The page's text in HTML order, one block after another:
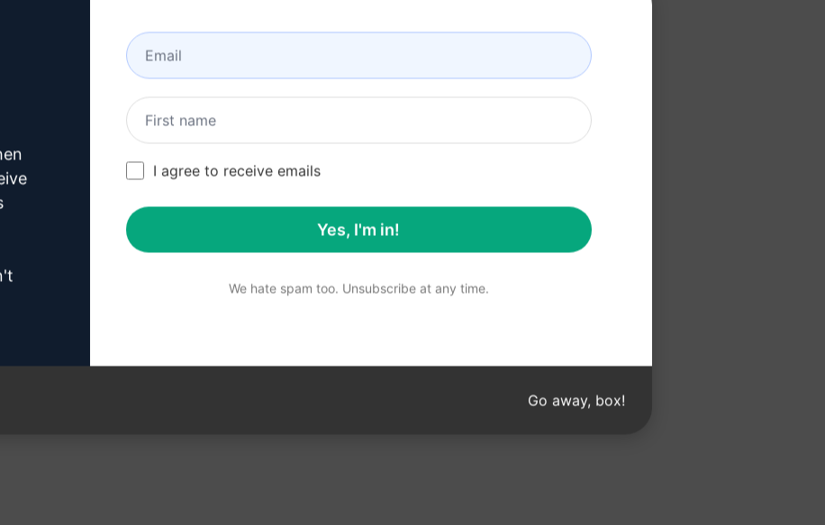
プ2：クロードアカウントの作成
カウントの作成方法はこちらをクリックしてくださ
3 : クロードでプロンプトを使用する
I agree to receive emails
Yes, I'm in!
We hate spam too. Unsubscribe at any time.
Go away, box!